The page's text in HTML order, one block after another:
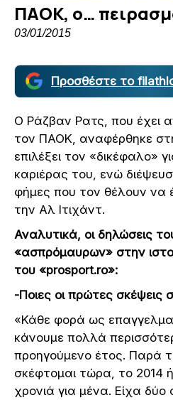
ΠΑΟΚ, ο…
03/01/2015
Προσθέστε το
Ο Ράζβαν Ρατς, που έχει
τον ΠΑΟΚ, αναφέρθηκε
επιλέξει τον «δικέφαλο»
καριέρας του, ενώ
φήμες που τον θέλουν να
την Αλ Ιτιχάντ.
Αναλυτικά, οι δηλώσεις
«ασπρόμαυρων» στην
του «prosport.ro»:
-Ποιες οι πρώτες σκέψεις
«Κάθε φορά ως
κάνουμε πολλά
προηγούμενο έτος. Παρά
σκέφτομαι τώρα, το 2014
χρονιά για μένα. Είχα